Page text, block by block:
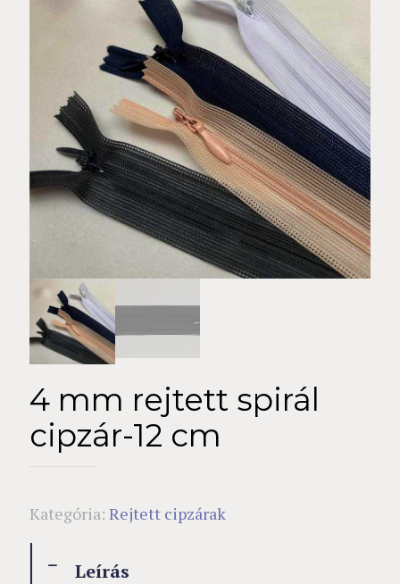
4 mm rejtett spirál
cipzár-12 cm
Kategória: Rejtett cipzárak
Leírás